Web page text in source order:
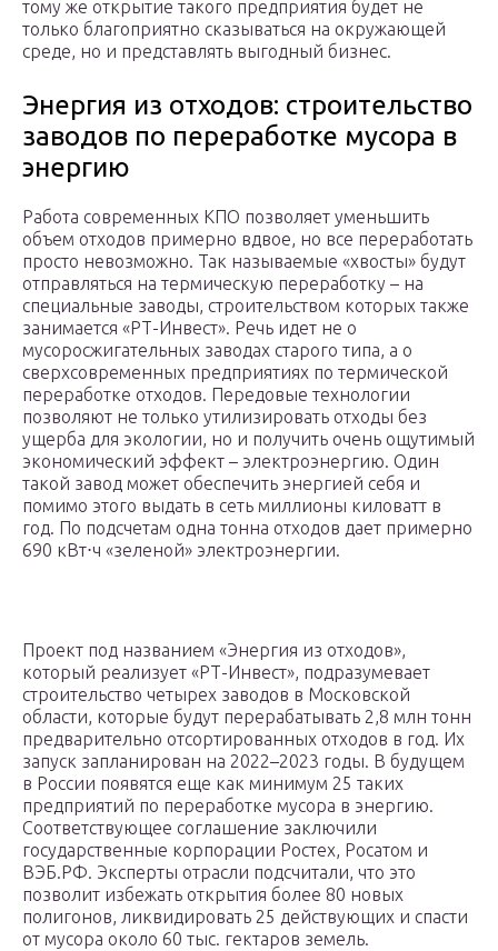
тому же открытие такого предприятия будет не
только благоприятно сказываться на окружающей
среде, но и представлять выгодный бизнес.
Энергия из отходов: строительство
заводов по переработке мусора в
энергию
Работа современных КПО позволяет уменьшить
объем отходов примерно вдвое, но все переработать
просто невозможно. Так называемые «хвосты» будут
отправляться на термическую переработку – на
специальные заводы, строительством которых также
занимается «РТ-Инвест». Речь идет не о
мусоросжигательных заводах старого типа, а о
сверхсовременных предприятиях по термической
переработке отходов. Передовые технологии
позволяют не только утилизировать отходы без
ущерба для экологии, но и получить очень ощутимый
экономический эффект – электроэнергию. Один
такой завод может обеспечить энергией себя и
помимо этого выдать в сеть миллионы киловатт в
год. По подсчетам одна тонна отходов дает примерно
690 кВт⋅ч «зеленой» электроэнергии.
Проект под названием «Энергия из отходов»,
который реализует «РТ-Инвест», подразумевает
строительство четырех заводов в Московской
области, которые будут перерабатывать 2,8 млн тонн
предварительно отсортированных отходов в год. Их
запуск запланирован на 2022–2023 годы. В будущем
в России появятся еще как минимум 25 таких
предприятий по переработке мусора в энергию.
Соответствующее соглашение заключили
государственные корпорации Ростех, Росатом и
ВЭБ.РФ. Эксперты отрасли подсчитали, что это
позволит избежать открытия более 80 новых
полигонов, ликвидировать 25 действующих и спасти
от мусора около 60 тыс. гектаров земель.